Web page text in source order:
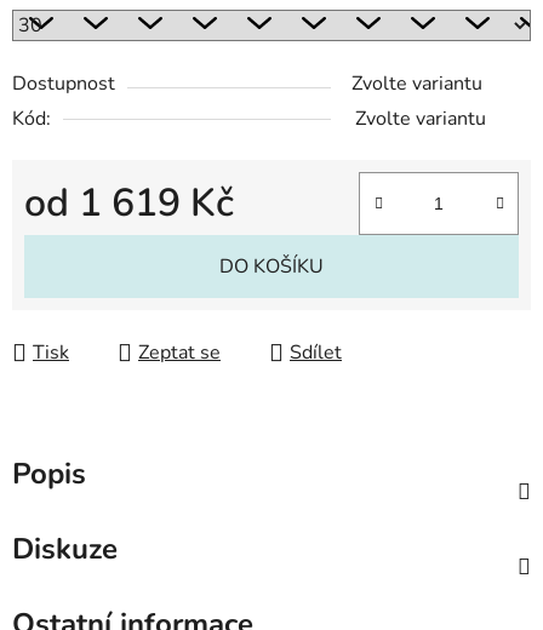
Dostupnost
Zvolte variantu
Kód:
Zvolte variantu
od 1 619 Kč
Měrná cena:
DO KOŠÍKU
Tisk Zeptat se Sdílet
Popis
Diskuze